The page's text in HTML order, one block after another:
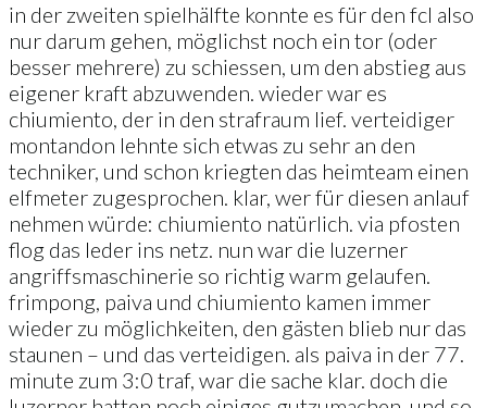
in der zweiten spielhälfte konnte es für den fcl also
nur darum gehen, möglichst noch ein tor (oder
besser mehrere) zu schiessen, um den abstieg aus
eigener kraft abzuwenden. wieder war es
chiumiento, der in den strafraum lief. verteidiger
montandon lehnte sich etwas zu sehr an den
techniker, und schon kriegten das heimteam einen
elfmeter zugesprochen. klar, wer für diesen anlauf
nehmen würde: chiumiento natürlich. via pfosten
flog das leder ins netz. nun war die luzerner
angriffsmaschinerie so richtig warm gelaufen.
frimpong, paiva und chiumiento kamen immer
wieder zu möglichkeiten, den gästen blieb nur das
staunen – und das verteidigen. als paiva in der 77.
minute zum 3:0 traf, war die sache klar. doch die